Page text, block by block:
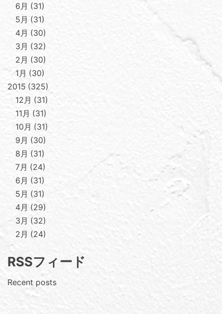
6月
31
5月
31
4月
30
3月
32
2月
30
1月
30
2015 325
12月
31
11月
31
10月
31
9月
30
8月
31
7月
24
6月
31
5月
31
4月
29
3月
32
2月
24
RSSフィード
Recent posts